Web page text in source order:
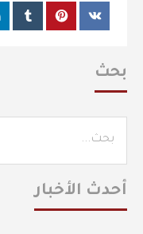
بحث
أحدث الأخبار